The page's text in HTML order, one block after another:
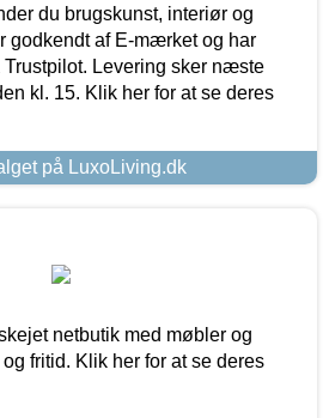
du brugskunst, interiør og
godkendt af E-mærket og har
Levering sker næste
kl. 15. Klik her for at se deres
på LuxoLiving.dk
netbutik med møbler og
fritid. Klik her for at se deres